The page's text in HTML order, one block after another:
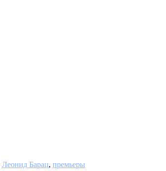
Леонид Барац, премьеры